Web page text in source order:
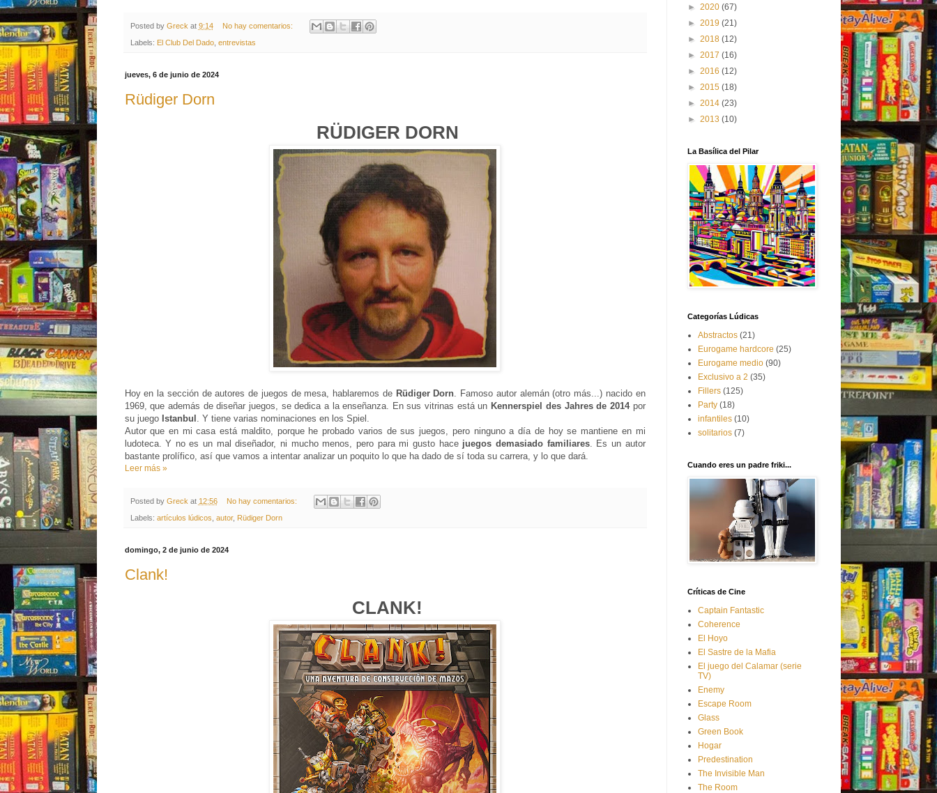
Posted by Greck at 9:14 No hay comentarios:
Labels: El Club Del Dado, entrevistas
jueves, 6 de junio de 2024
Rüdiger Dorn
RÜDIGER DORN
Hoy en la sección de autores de juegos de mesa, hablaremos de Rüdiger Dorn. Famoso autor alemán (otro más...) nacido en
1969, que además de diseñar juegos, se dedica a la enseñanza. En sus vitrinas está un Kennerspiel des Jahres de 2014por
su juego Istanbul . Y tiene varias nominaciones en los Spiel.
Autor que en mi casa está maldito, porque he probado varios de sus juegos, pero ninguno a día de hoy se mantiene en mi
ludoteca. Y no es un mal diseñador, ni mucho menos, pero para mi gusto hace juegos demasiado familiares. Es un autor
bastante prolífico, así que vamos a intentar analizar un poquito lo que ha dado de sí toda su carrera, y lo que dará.
Leer más »
Posted by Greck at 12:56 No hay comentarios:
Labels: artículos lúdicos, autor, Rüdiger Dorn
domingo, 2 de junio de 2024
Clank!
CLANK!
► 2020 (67)
► 2019 (21)
► 2018 (12)
► 2017 (16)
► 2016 (12)
► 2015 (18)
► 2014 (23)
► 2013 (10)
La Basílica del Pilar
Categorías Lúdicas
Abstractos (21)
Eurogame hardcore (25)
Eurogame medio (90)
Exclusivo a 2 (35)
Fillers (125)
Party (18)
infantiles (10)
solitarios (7)
Cuando eres un padre friki...
Críticas de Cine
Captain Fantastic
Coherence
El Hoyo
El Sastre de la Mafia
El juego del Calamar (serie
TV)
Enemy
Escape Room
Glass
Green Book
Hogar
Predestination
The Invisible Man
The Room